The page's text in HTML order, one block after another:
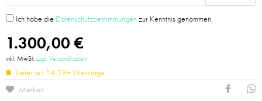
Ich habe die Datenschutzbestimmungenzur Kenntnis genommen.
1.300,00 €
inkl. MwSt.zzgl. Versandkosten
Lieferzeit 14-28+ Werktage
Merken